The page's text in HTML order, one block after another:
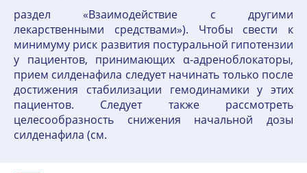
раздел «Взаимодействие с другими
лекарственными средствами»). Чтобы свести к
минимуму риск развития постуральной гипотензии
у пациентов, принимающих α-адреноблокаторы,
прием силденафила следует начинать только после
достижения стабилизации гемодинамики у этих
пациентов. Следует также рассмотреть
целесообразность снижения начальной дозы
силденафила (см.